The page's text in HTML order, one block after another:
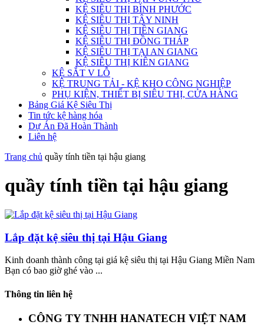
KỆ SIÊU THỊ BÌNH PHƯỚC
KỆ SIÊU THỊ TÂY NINH
KỆ SIÊU THỊ TIỀN GIANG
KỆ SIÊU THỊ ĐỒNG THÁP
KỆ SIÊU THỊ TẠI AN GIANG
KỆ SIÊU THỊ KIÊN GIANG
KỆ SẮT V LỖ
KỆ TRUNG TẢI - KỆ KHO CÔNG NGHIỆP
PHỤ KIỆN, THIẾT BỊ SIÊU THỊ, CỬA HÀNG
Bảng Giá Kệ Siêu Thị
Tin tức kệ hàng hóa
Dự Án Đã Hoàn Thành
Liên hệ
Trang chủ quầy tính tiền tại hậu giang
quầy tính tiền tại hậu giang
Lắp đặt kệ siêu thị tại Hậu Giang
Kinh doanh thành công tại giá kệ siêu thị tại Hậu Giang Miền Nam
Bạn có bao giờ ghé vào ...
Thông tin liên hệ
CÔNG TY TNHH HANATECH VIỆT NAM